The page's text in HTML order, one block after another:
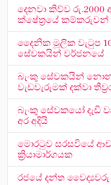
දෙනවා කිව්ව
ක්ෂේත්‍රයේ කම්කරුවන්
දෛනික මූලික වැටුප
සේවකයින් වර්ජනයේ
බැංකු සේවකයින්
වැඩවැරුමක් දක්වා
බැංකු සේවකයෝ දැඩි
අර අදියි
මොරටුව සරසවියේ
ක්‍රියාමාර්ගයක
රජයේ දන්ත වෛද්‍යවරු